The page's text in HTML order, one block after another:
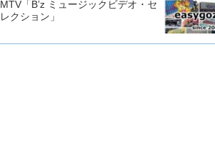
MTV「B’z ミュージックビデオ・セ
レクション」